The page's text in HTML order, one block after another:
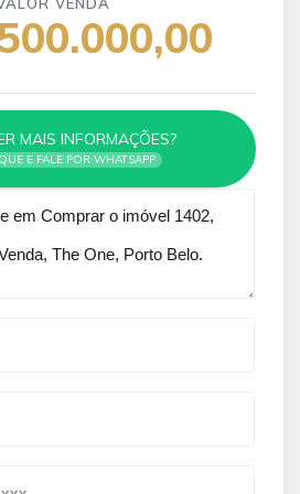
VENDA
MAIS INFORMAÇÕES?
E FALE POR WHATSAPP